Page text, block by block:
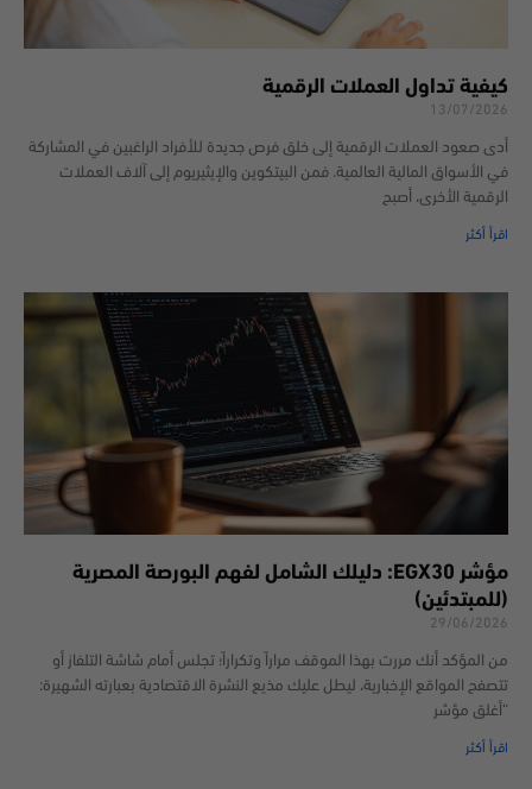
كيفية تداول العملات الرقمية
13/07/2026
أدى صعود العملات الرقمية إلى خلق فرص جديدة للأفراد الراغبين في المشاركة
في الأسواق المالية العالمية. فمن البيتكوين والإيثيريوم إلى آلاف العملات
الرقمية الأخرى، أصبح
اقرأ أكثر
مؤشر EGX30: دليلك الشامل لفهم البورصة المصرية
(للمبتدئين)
29/06/2026
من المؤكد أنك مررت بهذا الموقف مراراً وتكراراً؛ تجلس أمام شاشة التلفاز أو
تتصفح المواقع الإخبارية، ليطل عليك مذيع النشرة الاقتصادية بعبارته الشهيرة:
“أغلق مؤشر
اقرأ أكثر